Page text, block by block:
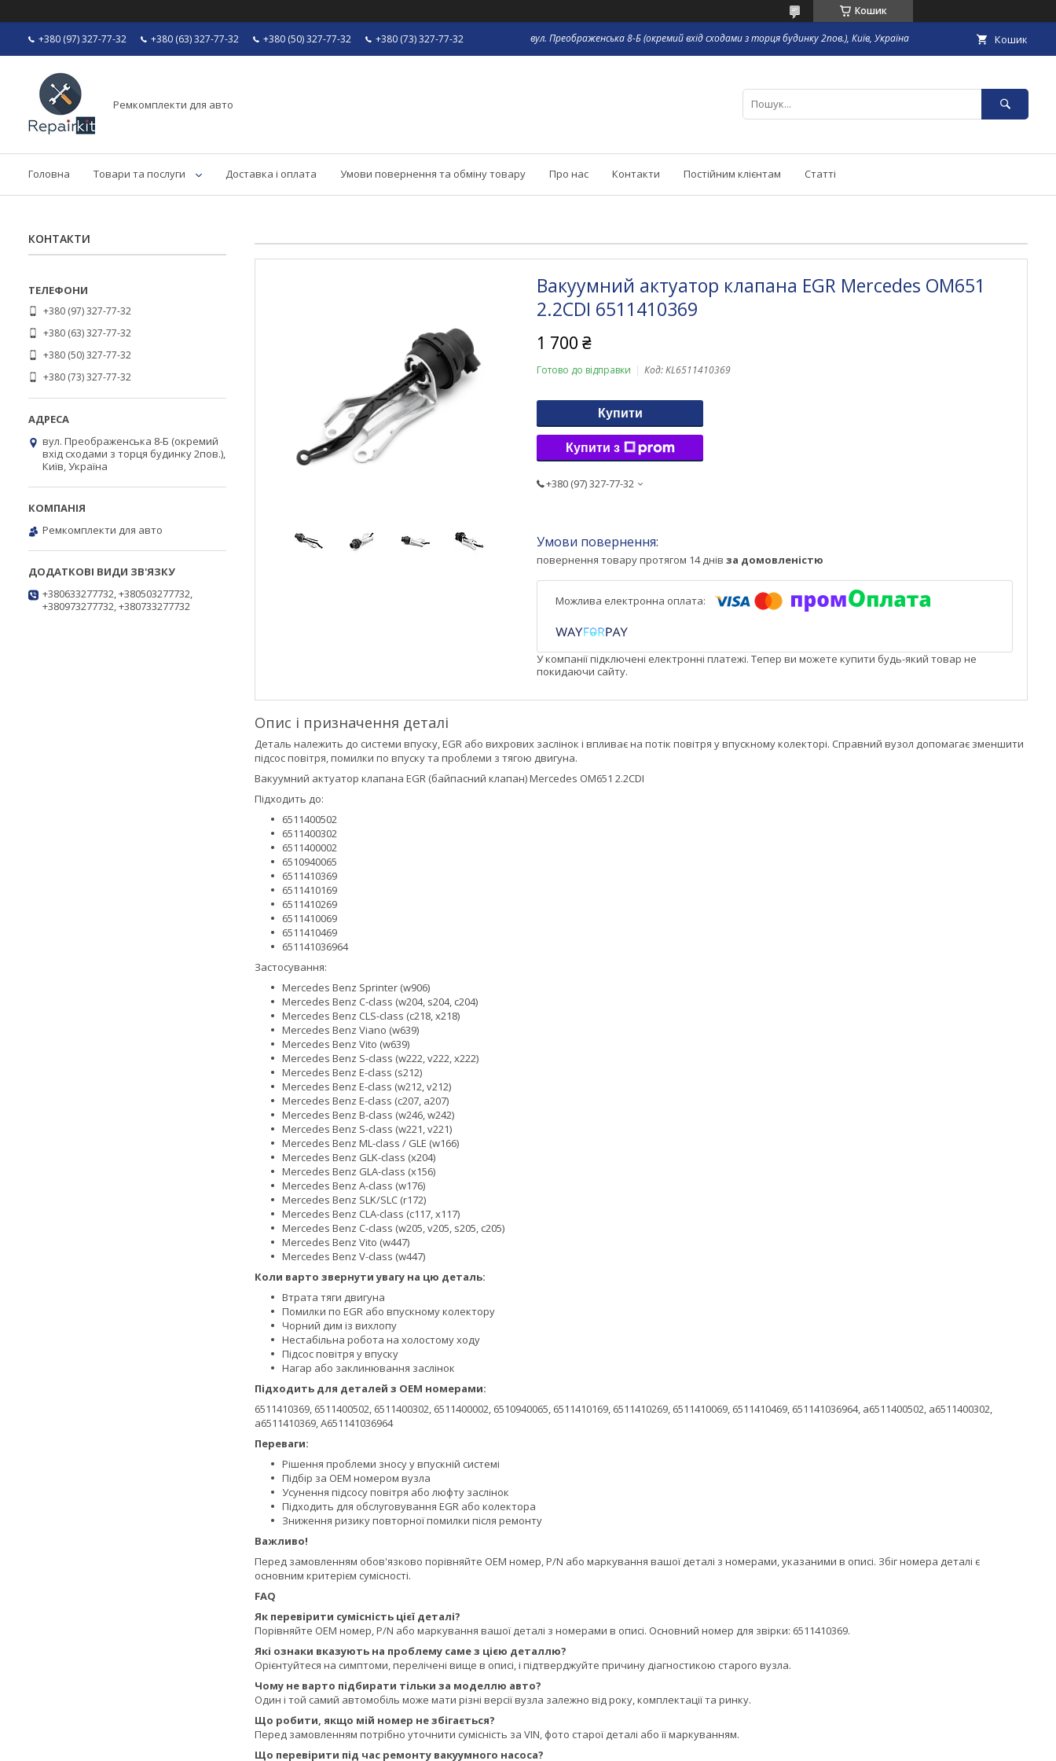
Кошик
+380 (97) 327-77-32 +380 (63) 327-77-32 +380 (50) 327-77-32 +380 (73) 327-77-32 вул. Преображенська 8-Б (окремий вхід сходами з торця будинку 2пов.), Київ, Україна Кошик
Ремкомплекти для авто
Головна Товари та послуги Доставка і оплата Умови повернення та обміну товару Про нас Контакти Постійним клієнтам Статті
Вакуумний актуатор клапана EGR Mercedes OM651
2.2CDI 6511410369
1 700 ₴
Готово до відправки Код:KL6511410369
Купити
Купити з
+380 (97) 327-77-32
повернення товару протягом 14 днів за домовленістю
У компанії підключені електронні платежі. Тепер ви можете купити будь-який товар не
покидаючи сайту.
Опис і призначення деталі
Деталь належить до системи впуску, EGR або вихрових заслінок і впливає на потік повітря у впускному колекторі. Справний вузол допомагає зменшити
підсос повітря, помилки по впуску та проблеми з тягою двигуна.
Вакуумний актуатор клапана EGR (байпасний клапан) Mercedes OM651 2.2CDI
Підходить до:
6511400502
6511400302
6511400002
6510940065
6511410369
6511410169
6511410269
6511410069
6511410469
651141036964
Застосування:
Mercedes Benz Sprinter (w906)
Mercedes Benz C-class (w204, s204, c204)
Mercedes Benz CLS-class (c218, x218)
Mercedes Benz Viano (w639)
Mercedes Benz Vito (w639)
Mercedes Benz S-class (w222, v222, x222)
Mercedes Benz E-class (s212)
Mercedes Benz E-class (w212, v212)
Mercedes Benz E-class (c207, a207)
Mercedes Benz B-class (w246, w242)
Mercedes Benz S-class (w221, v221)
Mercedes Benz ML-class / GLE (w166)
Mercedes Benz GLK-class (x204)
Mercedes Benz GLA-class (x156)
Mercedes Benz A-class (w176)
Mercedes Benz SLK/SLC (r172)
Mercedes Benz CLA-class (c117, x117)
Mercedes Benz C-class (w205, v205, s205, c205)
Mercedes Benz Vito (w447)
Mercedes Benz V-class (w447)
Коли варто звернути увагу на цю деталь:
Втрата тяги двигуна
Помилки по EGR або впускному колектору
Чорний дим із вихлопу
Нестабільна робота на холостому ходу
Підсос повітря у впуску
Нагар або заклинювання заслінок
Підходить для деталей з OEM номерами:
6511410369, 6511400502, 6511400302, 6511400002, 6510940065, 6511410169, 6511410269, 6511410069, 6511410469, 651141036964, a6511400502, a6511400302,
a6511410369, A651141036964
Переваги:
Рішення проблеми зносу у впускній системі
Підбір за OEM номером вузла
Усунення підсосу повітря або люфту заслінок
Підходить для обслуговування EGR або колектора
Зниження ризику повторної помилки після ремонту
Важливо!
Перед замовленням обов'язково порівняйте OEM номер, P/N або маркування вашої деталі з номерами, указаними в описі. Збіг номера деталі є
основним критерієм сумісності.
FAQ
Як перевірити сумісність цієї деталі?
Порівняйте OEM номер, P/N або маркування вашої деталі з номерами в описі. Основний номер для звірки: 6511410369.
Які ознаки вказують на проблему саме з цією деталлю?
Орієнтуйтеся на симптоми, перелічені вище в описі, і підтверджуйте причину діагностикою старого вузла.
Чому не варто підбирати тільки за моделлю авто?
Один і той самий автомобіль може мати різні версії вузла залежно від року, комплектації та ринку.
Що робити, якщо мій номер не збігається?
Перед замовленням потрібно уточнити сумісність за VIN, фото старої деталі або її маркуванням.
Що перевірити під час ремонту вакуумного насоса?
КОНТАКТИ
+380 (97) 327-77-32
+380 (63) 327-77-32
+380 (50) 327-77-32
+380 (73) 327-77-32
вул. Преображенська 8-Б (окремий
вхід сходами з торця будинку 2пов.),
Київ, Україна
Ремкомплекти для авто
+380633277732, +380503277732,
+380973277732, +380733277732